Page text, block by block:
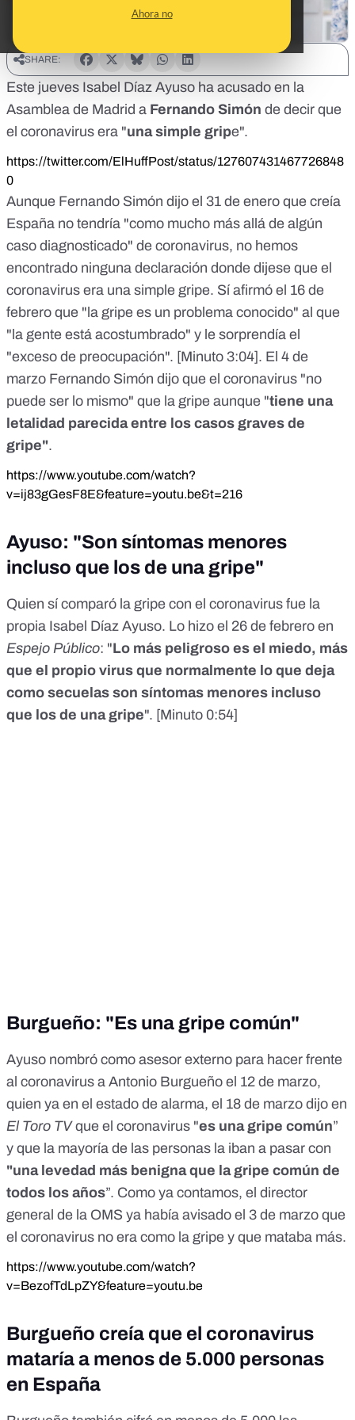
Ahora no
SHARE:
Este jueves Isabel Díaz Ayuso ha acusado en la
Asamblea de Madrid a Fernando Simón de decir que
el coronavirus era "una simple gripe".
https://twitter.com/ElHuffPost/status/127607431467726848
0
Aunque Fernando Simón dijo el 31 de enero que creía
España no tendría "como mucho más allá de algún
caso diagnosticado" de coronavirus, no hemos
encontrado ninguna declaración donde dijese que el
coronavirus era una simple gripe. Sí afirmó el 16 de
febrero que "la gripe es un problema conocido" al que
"la gente está acostumbrado" y le sorprendía el
"exceso de preocupación". [Minuto 3:04]. El 4 de
marzo Fernando Simón dijo que el coronavirus "no
puede ser lo mismo" que la gripe aunque "tiene una
letalidad parecida entre los casos graves de
gripe".
https://www.youtube.com/watch?
v=ij83gGesF8E&feature=youtu.be&t=216
Ayuso: "Son síntomas menores
incluso que los de una gripe"
Quien sí comparó la gripe con el coronavirus fue la
propia Isabel Díaz Ayuso. Lo hizo el 26 de febrero en
Espejo Público: "Lo más peligroso es el miedo, más
que el propio virus que normalmente lo que deja
como secuelas son síntomas menores incluso
que los de una gripe". [Minuto 0:54]
Burgueño: "Es una gripe común"
Ayuso nombró como asesor externo para hacer frente
al coronavirus a Antonio Burgueño el 12 de marzo,
quien ya en el estado de alarma, el 18 de marzo dijo en
El Toro TVque el coronavirus "es una gripe común”
y que la mayoría de las personas la iban a pasar con
"una levedad más benigna que la gripe común de
todos los años”. Como ya contamos, el director
general de la OMS ya había avisado el 3 de marzo que
el coronavirus no era como la gripe y que mataba más.
https://www.youtube.com/watch?
v=BezofTdLpZY&feature=youtu.be
Burgueño creía que el coronavirus
mataría a menos de 5.000 personas
en España